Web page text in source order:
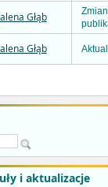
i aktualizacje
Głąb
Głąb